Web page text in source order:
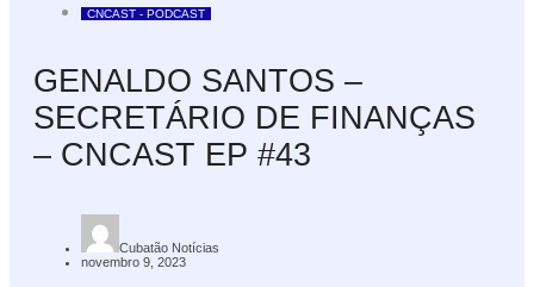
CNCAST - PODCAST
GENALDO SANTOS –
SECRETÁRIO DE FINANÇAS
– CNCAST EP #43
Cubatão Notícias
novembro 9, 2023